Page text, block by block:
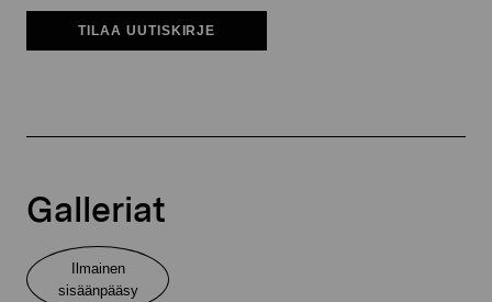
TILAA UUTISKIRJE
Galleriat
Ilmainen
sisäänpääsy